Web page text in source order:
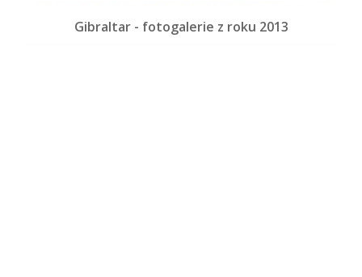
Gibraltar - fotogalerie z roku 2013